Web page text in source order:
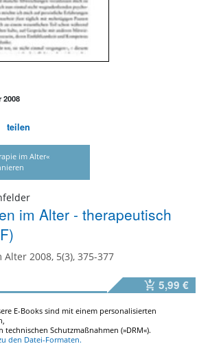
2008
teilen
im Alter«
im Alter - therapeutisch
2008, 5(3), 375-377
5,99 €
E-Books sind mit einem personalisierten
Schutzmaßnahmen (»DRM«).
den Datei-Formaten.